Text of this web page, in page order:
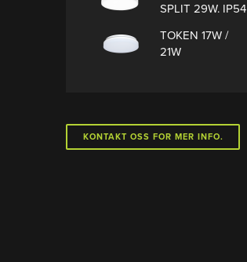
SPLIT 29W. IP54
TOKEN 17W /
21W
KONTAKT OSS FOR MER INFO.